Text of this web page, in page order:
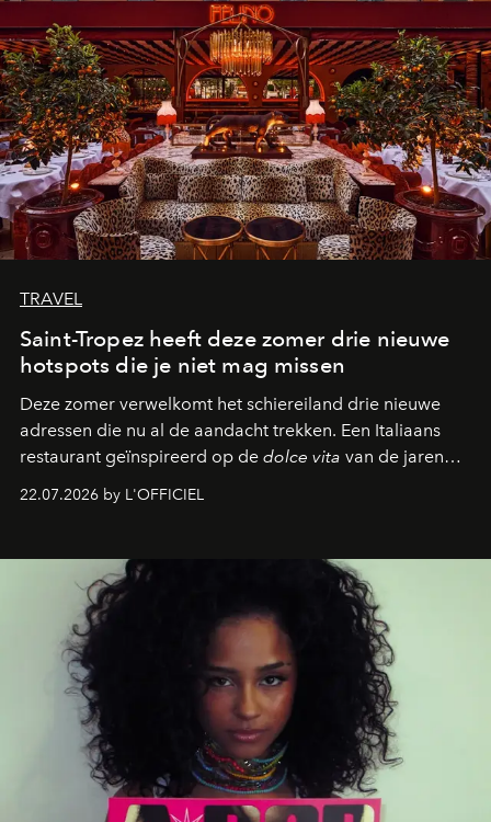
TRAVEL
Saint-Tropez heeft deze zomer drie nieuwe
hotspots die je niet mag missen
Deze zomer verwelkomt het schiereiland drie nieuwe
adressen die nu al de aandacht trekken. Een Italiaans
restaurant geïnspireerd op de dolce vita van de jaren
zestig, een Japanse hotspot die na zonsondergang
verandert in een bruisende ontmoetingsplek en de
neerstrijkt in Saint-Tropez. Dit zijn de nieuwe adressen
die deze zomer de toon zetten, van lange lunches tot
zwoele nachten.
22.07.2026 by L'OFFICIEL